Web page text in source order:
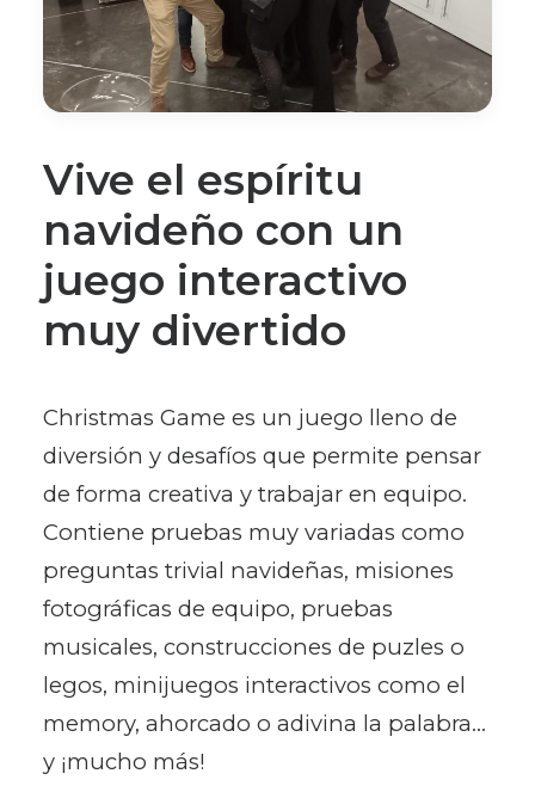
Vive el espíritu
navideño con un
juego interactivo
muy divertido
Christmas Game es un juego lleno de
diversión y desafíos que permite pensar
de forma creativa y trabajar en equipo.
Contiene pruebas muy variadas como
preguntas trivial navideñas, misiones
fotográficas de equipo, pruebas
musicales, construcciones de puzles o
legos, minijuegos interactivos como el
memory, ahorcado o adivina la palabra…
y ¡mucho más!